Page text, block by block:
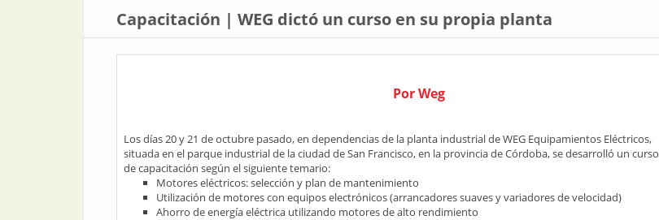
Capacitación | WEG dictó un curso en su propia planta
Por Weg
Los días 20 y 21 de octubre pasado, en dependencias de la planta industrial de WEG Equipamientos Eléctricos,
situada en el parque industrial de la ciudad de San Francisco, en la provincia de Córdoba, se desarrolló un curso
de capacitación según el siguiente temario:
Motores eléctricos: selección y plan de mantenimiento
Utilización de motores con equipos electrónicos (arrancadores suaves y variadores de velocidad)
Ahorro de energía eléctrica utilizando motores de alto rendimiento